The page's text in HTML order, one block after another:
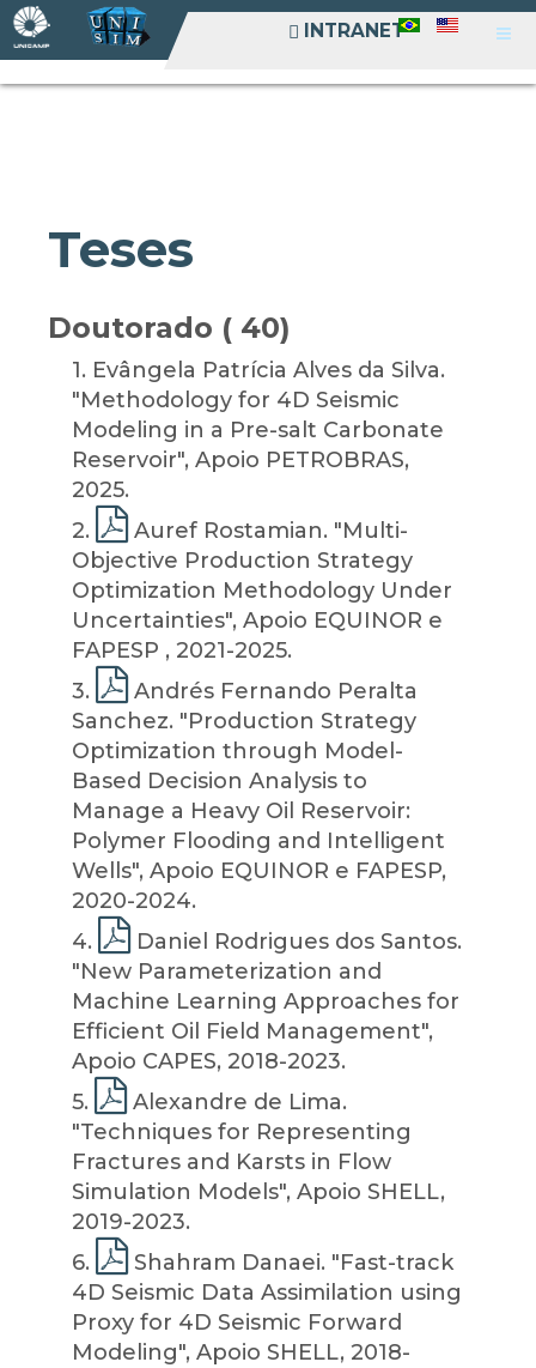
INTRANET
INTRANET
Teses
Doutorado ( 40)
1. Evângela Patrícia Alves da Silva.
"Methodology for 4D Seismic
Modeling in a Pre-salt Carbonate
Reservoir", Apoio PETROBRAS,
2025.
2.
Auref Rostamian. "Multi-
Objective Production Strategy
Optimization Methodology Under
Uncertainties", Apoio EQUINOR e
FAPESP , 2021-2025.
3.
Andrés Fernando Peralta
Sanchez. "Production Strategy
Optimization through Model-
Based Decision Analysis to
Manage a Heavy Oil Reservoir:
Polymer Flooding and Intelligent
Wells", Apoio EQUINOR e FAPESP,
2020-2024.
4.
Daniel Rodrigues dos Santos.
"New Parameterization and
Machine Learning Approaches for
Efficient Oil Field Management",
Apoio CAPES, 2018-2023.
5.
Alexandre de Lima.
"Techniques for Representing
Fractures and Karsts in Flow
Simulation Models", Apoio SHELL,
2019-2023.
6.
Shahram Danaei. "Fast-track
4D Seismic Data Assimilation using
Proxy for 4D Seismic Forward
Modeling", Apoio SHELL, 2018-